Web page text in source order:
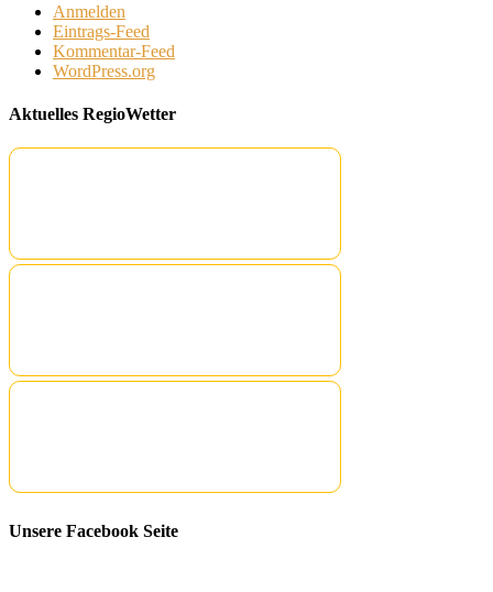
Anmelden
Eintrags-Feed
Kommentar-Feed
WordPress.org
Aktuelles RegioWetter
Unsere Facebook Seite